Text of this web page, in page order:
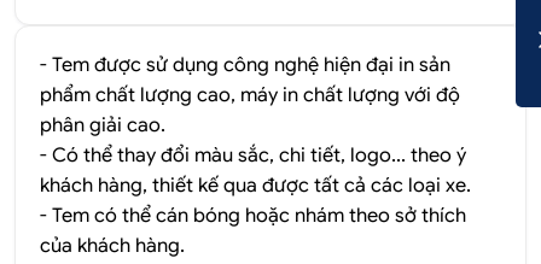
- Tem được sử dụng công nghệ hiện đại in sản
phẩm chất lượng cao, máy in chất lượng với độ
phân giải cao.
- Có thể thay đổi màu sắc, chi tiết, logo... theo ý
khách hàng, thiết kế qua được tất cả các loại xe.
- Tem có thể cán bóng hoặc nhám theo sở thích
của khách hàng.